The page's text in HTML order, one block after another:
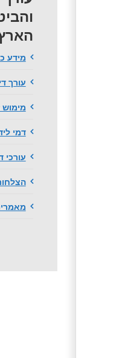
מידע
עורך
מימוש
דמי
עורכי